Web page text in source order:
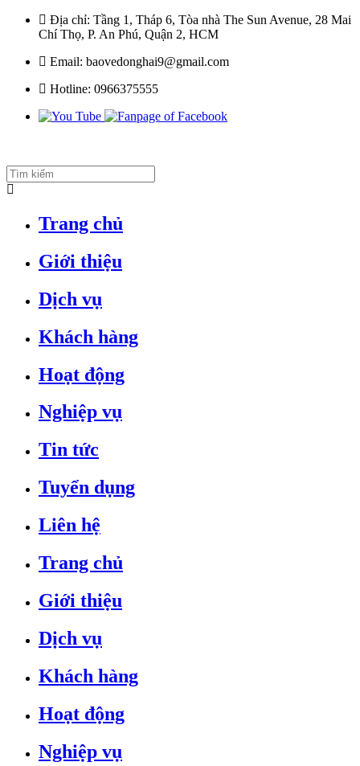
Địa chỉ: Tầng 1, Tháp 6, Tòa nhà The Sun Avenue, 28 Mai
Chí Thọ, P. An Phú, Quận 2, HCM
Email: baovedonghai9@gmail.com
Hotline: 0966375555
Trang chủ
Giới thiệu
Dịch vụ
Khách hàng
Hoạt động
Nghiệp vụ
Tin tức
Tuyển dụng
Liên hệ
Trang chủ
Giới thiệu
Dịch vụ
Khách hàng
Hoạt động
Nghiệp vụ